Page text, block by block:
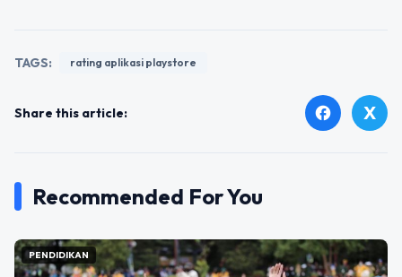
TAGS: rating aplikasi playstore
Share this article: facebook X
Recommended For You
PENDIDIKAN